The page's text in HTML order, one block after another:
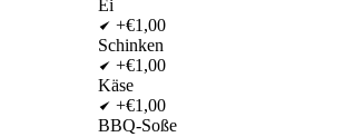
Ei
+€1,00
Schinken
+€1,00
Käse
+€1,00
BBQ-Soße